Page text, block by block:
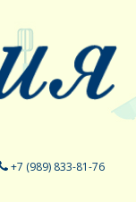
+7 (989) 833-81-76